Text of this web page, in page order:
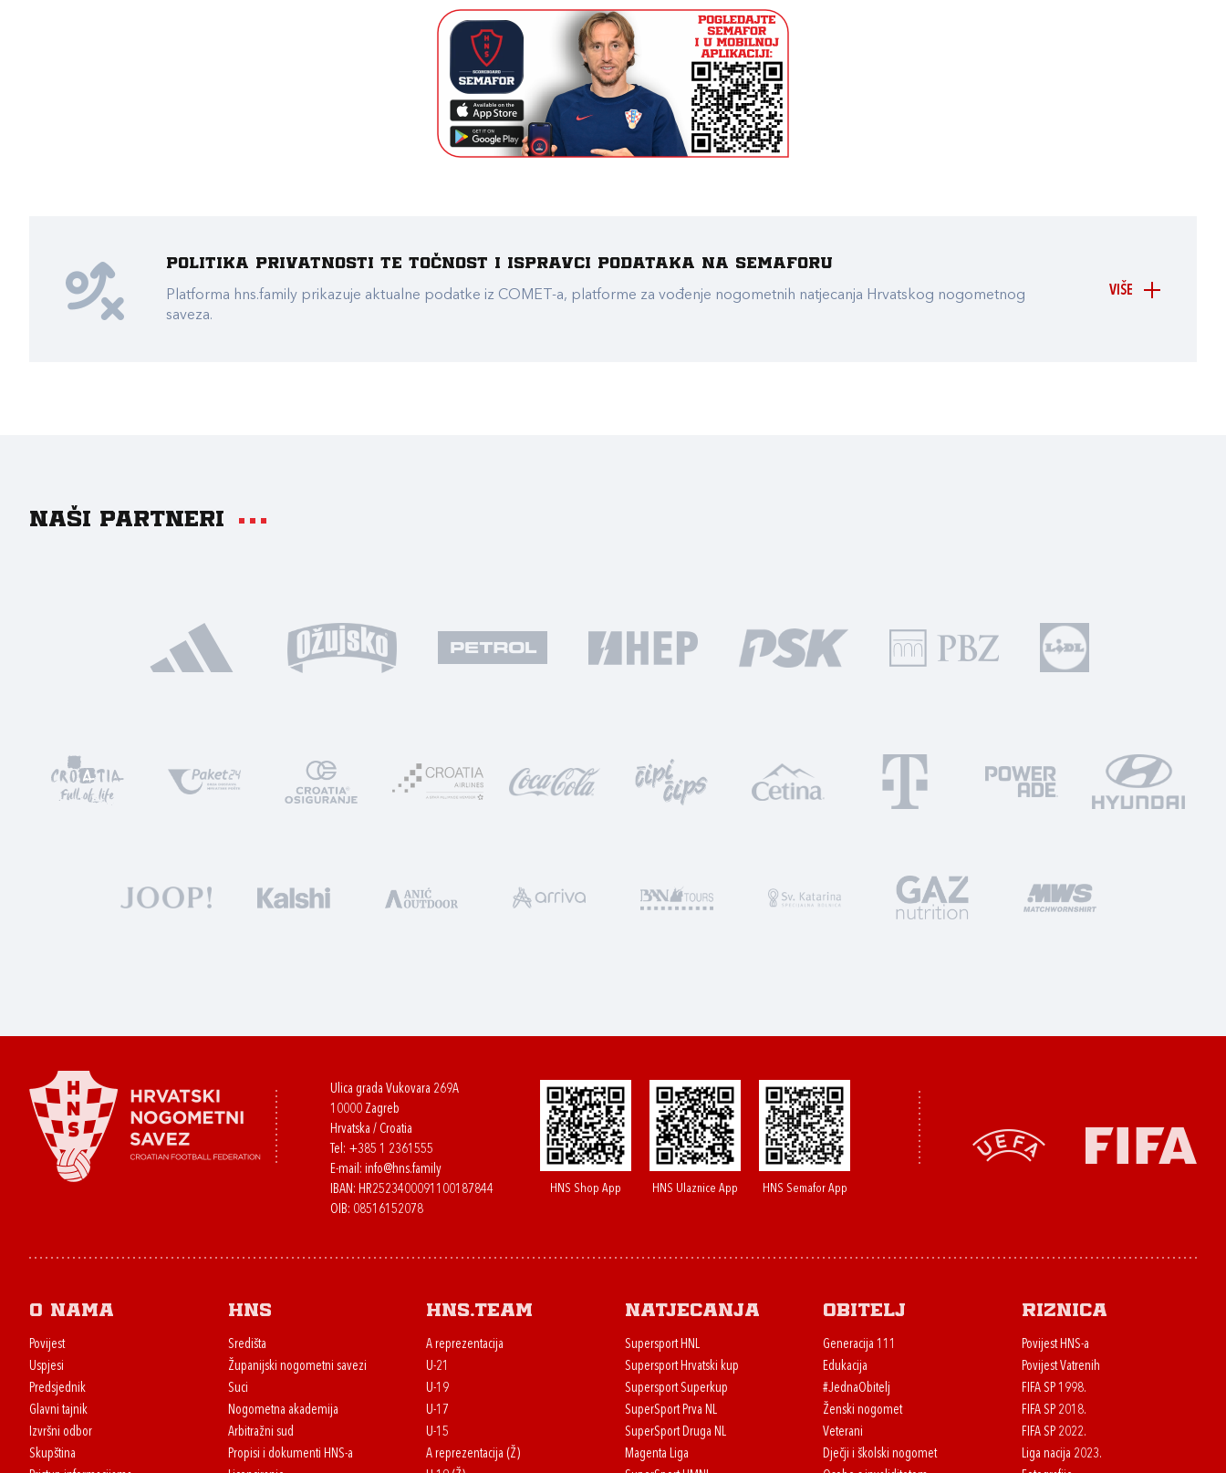
VIŠE
Politika privatnosti te točnost i ispravci podataka na Semaforu
Platforma hns.family prikazuje aktualne podatke iz COMET-a, platforme za vođenje nogometnih natjecanja Hrvatskog nogometnog
saveza.
Naši partneri
Ulica grada Vukovara 269A
10000 Zagreb
Hrvatska / Croatia
Tel: +385 1 2361555
E-mail: info@hns.family
IBAN: HR2523400091100187844
OIB: 08516152078
HNS Shop App HNS Ulaznice App HNS Semafor App
O nama
Povijest
Uspjesi
Predsjednik
Glavni tajnik
Izvršni odbor
Skupština
HNS
Središta
Županijski nogometni savezi
Suci
Nogometna akademija
Arbitražni sud
Propisi i dokumenti HNS-a
HNS.team
A reprezentacija
U-21
U-19
U-17
U-15
A reprezentacija (Ž)
Natjecanja
Supersport HNL
Supersport Hrvatski kup
Supersport Superkup
SuperSport Prva NL
SuperSport Druga NL
Magenta Liga
Obitelj
Generacija 111
Edukacija
#JednaObitelj
Ženski nogomet
Veterani
Dječji i školski nogomet
Riznica
Povijest HNS-a
Povijest Vatrenih
FIFA SP 1998.
FIFA SP 2018.
FIFA SP 2022.
Liga nacija 2023.